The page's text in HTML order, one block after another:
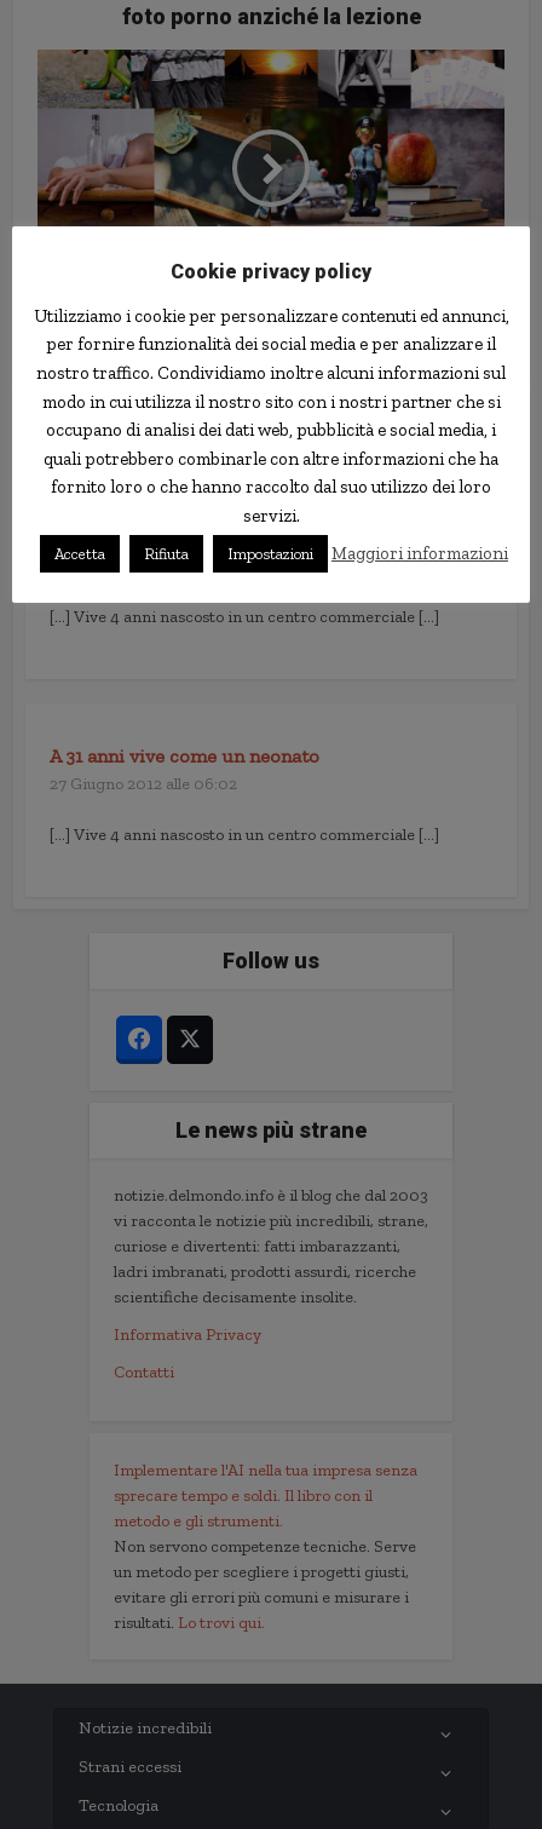
foto porno anziché la lezione
Tutte le banche italiane e le DEMO
dei servizi home banking
2 commenti
L’estate? Inizia il 25 marzo. O almeno, qualcuno ci
prova…
3 Aprile 2012 alle 13:53
[…] Vive 4 anni nascosto in un centro commerciale […]
A 31 anni vive come un neonato
27 Giugno 2012 alle 06:02
[…] Vive 4 anni nascosto in un centro commerciale […]
Follow us
Le news più strane
notizie.delmondo.info è il blog che dal 2003
vi racconta le notizie più incredibili, strane,
curiose e divertenti: fatti imbarazzanti,
ladri imbranati, prodotti assurdi, ricerche
scientifiche decisamente insolite.
Informativa Privacy
Contatti
Implementare l'AI nella tua impresa senza
sprecare tempo e soldi. Il libro con il
metodo e gli strumenti.
Non servono competenze tecniche. Serve
un metodo per scegliere i progetti giusti,
evitare gli errori più comuni e misurare i
risultati. Lo trovi qui.
Notizie incredibili
Strani eccessi
Tecnologia
Cookie privacy policy
Utilizziamo i cookie per personalizzare contenuti ed annunci,
per fornire funzionalità dei social media e per analizzare il
nostro traffico. Condividiamo inoltre alcuni informazioni sul
modo in cui utilizza il nostro sito con i nostri partner che si
occupano di analisi dei dati web, pubblicità e social media, i
quali potrebbero combinarle con altre informazioni che ha
fornito loro o che hanno raccolto dal suo utilizzo dei loro
servizi.
Accetta Rifiuta Impostazioni Maggiori informazioni